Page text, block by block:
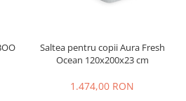
Saltea pentru copii Aura Fresh
Ocean 120x200x23 cm
1.474,00 RON